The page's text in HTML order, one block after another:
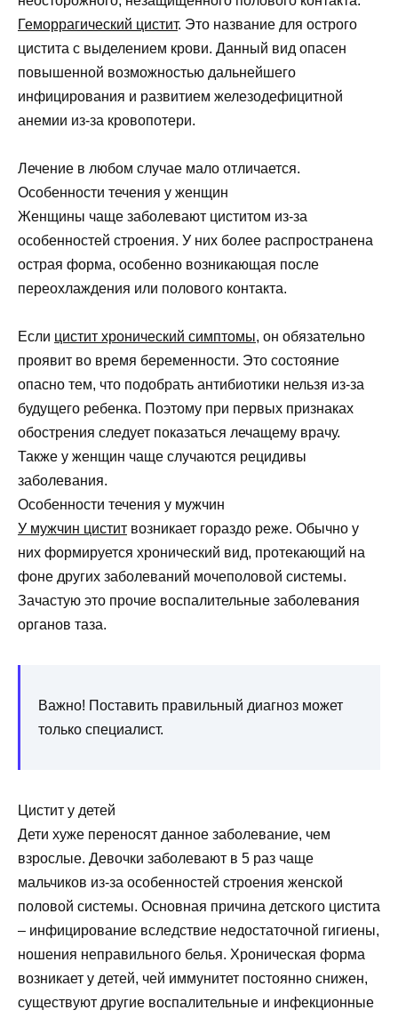
Геморрагический цистит. Это название для острого
цистита с выделением крови. Данный вид опасен
повышенной возможностью дальнейшего
инфицирования и развитием железодефицитной
анемии из-за кровопотери.
Лечение в любом случае мало отличается.
Особенности течения у женщин
Женщины чаще заболевают циститом из-за
особенностей строения. У них более распространена
острая форма, особенно возникающая после
переохлаждения или полового контакта.
Если цистит хронический симптомы, он обязательно
проявит во время беременности. Это состояние
опасно тем, что подобрать антибиотики нельзя из-за
будущего ребенка. Поэтому при первых признаках
обострения следует показаться лечащему врачу.
Также у женщин чаще случаются рецидивы
заболевания.
Особенности течения у мужчин
У мужчин цистит возникает гораздо реже. Обычно у
них формируется хронический вид, протекающий на
фоне других заболеваний мочеполовой системы.
Зачастую это прочие воспалительные заболевания
органов таза.
Важно! Поставить правильный диагноз может
только специалист.
Цистит у детей
Дети хуже переносят данное заболевание, чем
взрослые. Девочки заболевают в 5 раз чаще
мальчиков из-за особенностей строения женской
половой системы. Основная причина детского цистита
– инфицирование вследствие недостаточной гигиены,
ношения неправильного белья. Хроническая форма
возникает у детей, чей иммунитет постоянно снижен,
существуют другие воспалительные и инфекционные